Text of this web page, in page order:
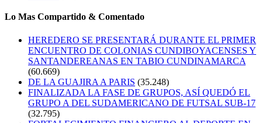
Lo Mas Compartido & Comentado
HEREDERO SE PRESENTARÁ DURANTE EL PRIMER
ENCUENTRO DE COLONIAS CUNDIBOYACENSES Y
SANTANDEREANAS EN TABIO CUNDINAMARCA
(60.669)
DE LA GUAJIRA A PARIS (35.248)
FINALIZADA LA FASE DE GRUPOS, ASÍ QUEDÓ EL
GRUPO A DEL SUDAMERICANO DE FUTSAL SUB-17
(32.795)